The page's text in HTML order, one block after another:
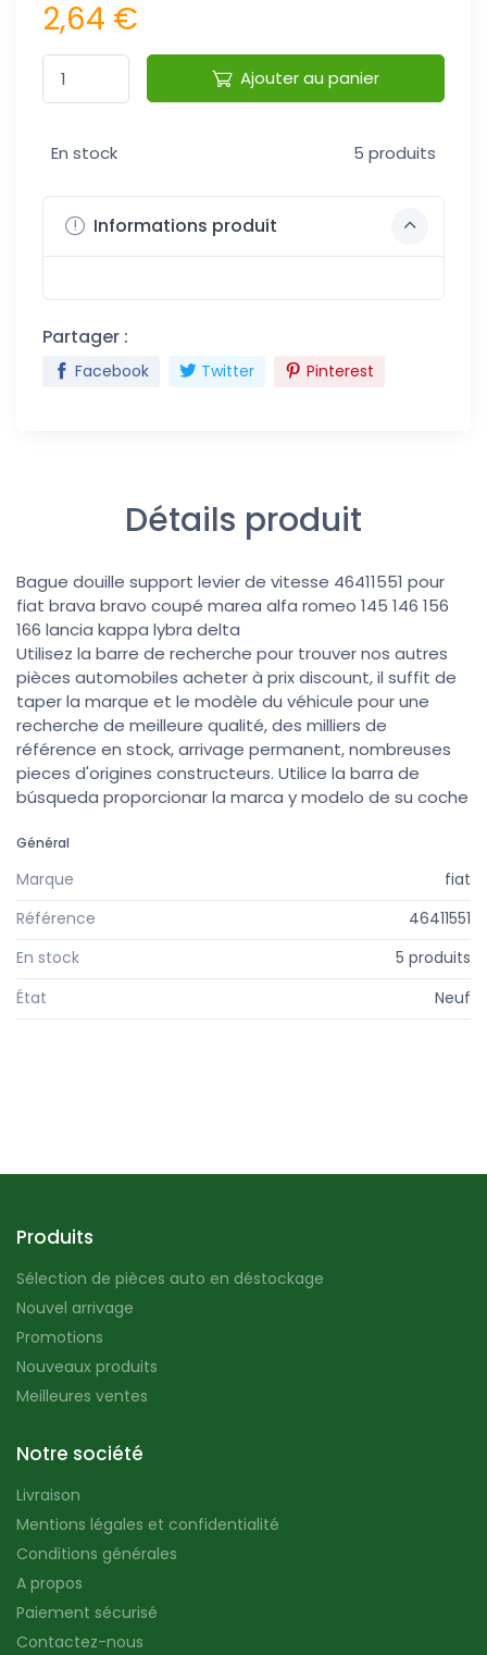
2,64 €
Ajouter au panier
En stock 5 produits
Informations produit
Partager :
Facebook Twitter Pinterest
Détails produit
Bague douille support levier de vitesse 46411551 pour
fiat brava bravo coupé marea alfa romeo 145 146 156
166 lancia kappa lybra delta
Utilisez la barre de recherche pour trouver nos autres
pièces automobiles acheter à prix discount, il suffit de
taper la marque et le modèle du véhicule pour une
recherche de meilleure qualité, des milliers de
référence en stock, arrivage permanent, nombreuses
pieces d'origines constructeurs. Utilice la barra de
búsqueda proporcionar la marca y modelo de su coche
Général
Marque
fiat
Référence
46411551
En stock
5 produits
État
Neuf
Produits
Sélection de pièces auto en déstockage
Nouvel arrivage
Promotions
Nouveaux produits
Meilleures ventes
Notre société
Livraison
Mentions légales et confidentialité
Conditions générales
A propos
Paiement sécurisé
Contactez-nous